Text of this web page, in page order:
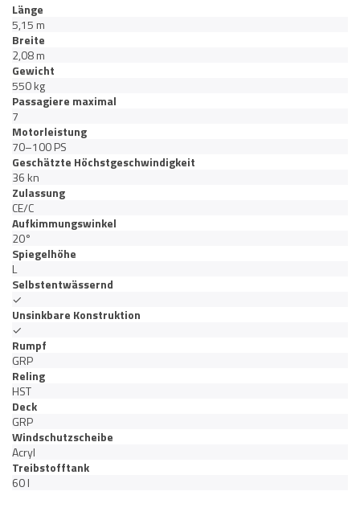
Länge
5,15 m
Breite
2,08 m
Gewicht
550 kg
Passagiere maximal
7
Motorleistung
70–100 PS
Geschätzte Höchstgeschwindigkeit
36 kn
Zulassung
CE/C
Aufkimmungswinkel
20°
Spiegelhöhe
L
Selbstentwässernd
✓
Unsinkbare Konstruktion
✓
Rumpf
GRP
Reling
HST
Deck
GRP
Windschutzscheibe
Acryl
Treibstofftank
60 l